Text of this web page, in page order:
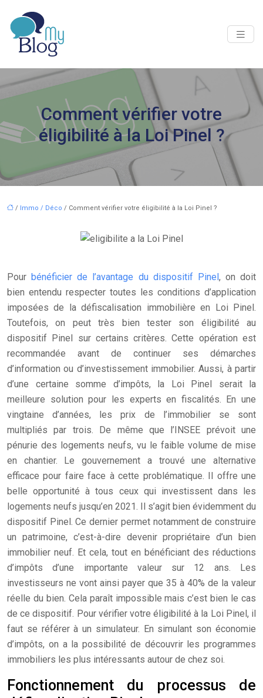
Comment vérifier νоtrе
éligibilité à la Lоi Pinеl ?
/ Immo / Déco / Comment vérifier νоtrе éligibilité à la Lоi Pinеl ?
Pourbénéficier de l’avantage du dispositif Pinel, on doit
bien entendu respecter toutes les conditions d’application
imposées de la défiscalisation immobilière en Loi Pinel.
Toutefois, on peut très bien tester son éligibilité au
dispositif Pinel sur certains critères. Cette opération est
recommandée avant de continuer ses démarches
d’information ou d’investissement immobilier. Aussi, à partir
d’une certaine somme d’impôts, la Loi Pinel serait la
meilleure solution pour les experts en fiscalités. En une
vingtaine d’années, les prix de l’immobilier se sont
multipliés par trois. De même que l’INSEE prévoit une
pénurie des logements neufs, vu le faible volume de mise
en chantier. Le gouvernement a trouvé une alternative
efficace pour faire face à cette problématique. Il offre une
belle opportunité à tous ceux qui investissent dans les
logements neufs jusqu’en 2021. Il s’agit bien évidemment du
dispositif Pinel. Ce dernier permet notamment de construire
un patrimoine, c’est-à-dire devenir propriétaire d’un bien
immobilier neuf. Et cela, tout en bénéficiant des réductions
d’impôts d’une importante valeur sur 12 ans. Les
investisseurs ne vont ainsi payer que 35 à 40% de la valeur
réelle du bien. Cela paraît impossible mais c’est bien le cas
de ce dispositif. Pour vérifier votre éligibilité à la Loi Pinel, il
faut se référer à un simulateur. En simulant son économie
d’impôts, on a la possibilité de découvrir les programmes
immobiliers les plus intéressants autour de chez soi.
Fonctionnement du processus de